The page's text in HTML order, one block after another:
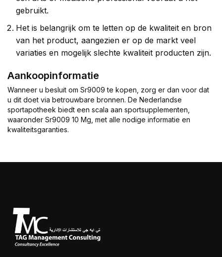
gebruikt.
Het is belangrijk om te letten op de kwaliteit en bron
van het product, aangezien er op de markt veel
variaties en mogelijk slechte kwaliteit producten zijn.
Aankoopinformatie
Wanneer u besluit om Sr9009 te kopen, zorg er dan voor dat
u dit doet via betrouwbare bronnen. De Nederlandse
sportapotheek biedt een scala aan sportsupplementen,
waaronder Sr9009 10 Mg, met alle nodige informatie en
kwaliteitsgaranties.